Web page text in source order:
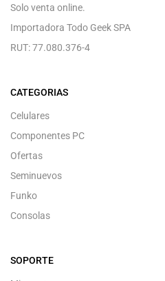
Solo venta online.
Importadora Todo Geek SPA
RUT: 77.080.376-4
CATEGORIAS
Celulares
Componentes PC
Ofertas
Seminuevos
Funko
Consolas
SOPORTE